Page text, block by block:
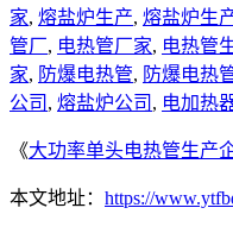
家, 熔盐炉生产, 熔盐炉生
管厂, 电热管厂家, 电热管
家, 防爆电热管, 防爆电热
公司 , 熔盐炉公司 , 电加热
《大功率单头电热管生产
本文地址： https://